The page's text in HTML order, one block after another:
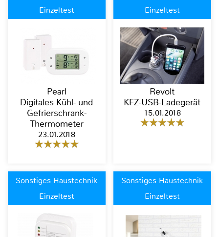
Einzeltest
Pearl
Digitales Kühl- und
Gefrierschrank-
Thermometer
23.01.2018
Einzeltest
Revolt
KFZ-USB-Ladegerät
15.01.2018
Sonstiges Haustechnik
Einzeltest
Sonstiges Haustechnik
Einzeltest